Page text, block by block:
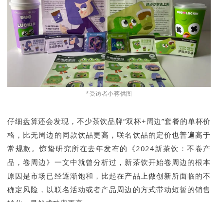
*受访者小蒋供图
仔细盘算还会发现，不少茶饮品牌“双杯+周边”套餐的单杯价
格，比无周边的同款饮品更高，联名饮品的定价也普遍高于
常规款。惊蛰研究所在去年发布的《2024新茶饮：不卷产
品，卷周边》一文中就曾分析过，新茶饮开始卷周边的根本
原因是市场已经逐渐饱和，比起在产品上做创新所面临的不
确定风险，以联名活动或者产品周边的方式带动短暂的销售